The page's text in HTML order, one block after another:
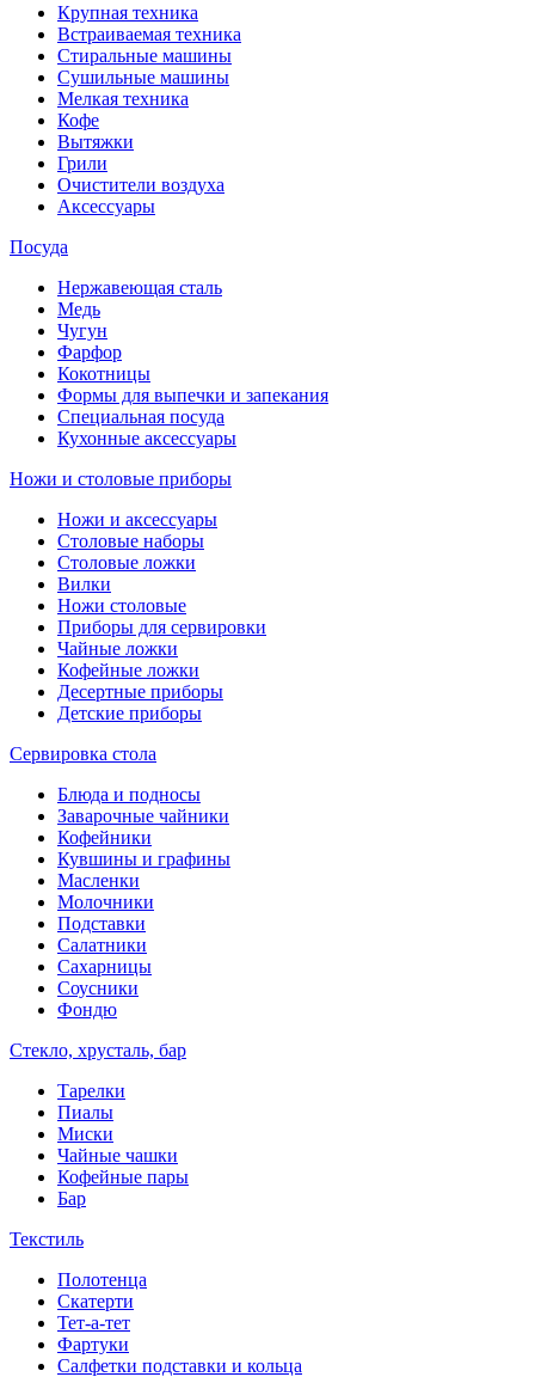
Крупная техника
Встраиваемая техника
Стиральные машины
Сушильные машины
Мелкая техника
Кофе
Вытяжки
Грили
Очистители воздуха
Аксессуары
Посуда
Нержавеющая сталь
Медь
Чугун
Фарфор
Кокотницы
Формы для выпечки и запекания
Специальная посуда
Кухонные аксессуары
Ножи и столовые приборы
Ножи и аксессуары
Столовые наборы
Столовые ложки
Вилки
Ножи столовые
Приборы для сервировки
Чайные ложки
Кофейные ложки
Десертные приборы
Детские приборы
Сервировка стола
Блюда и подносы
Заварочные чайники
Кофейники
Кувшины и графины
Масленки
Молочники
Подставки
Салатники
Сахарницы
Соусники
Фондю
Стекло, хрусталь, бар
Тарелки
Пиалы
Миски
Чайные чашки
Кофейные пары
Бар
Текстиль
Полотенца
Скатерти
Тет-а-тет
Фартуки
Салфетки подставки и кольца